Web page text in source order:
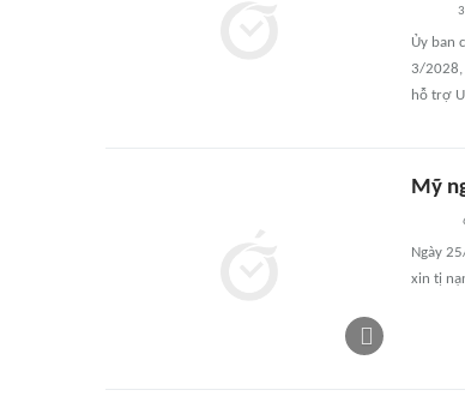
3
Ủy ban
3/2028,
hỗ trợ
Mỹ
Ngày
xin tị